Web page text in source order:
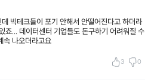
빅테크들이 포기 안해서 안떨어진다고 하더라
죠... 데이터센터 기업들도 돈구하기 어려워질 수
속 나오더라고요
3 0